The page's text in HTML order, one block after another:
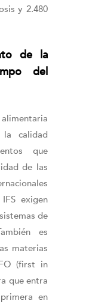
y 2.480
de la
del
calidad
que
de las
exigen
de
es
materias
(first in
que entra
en